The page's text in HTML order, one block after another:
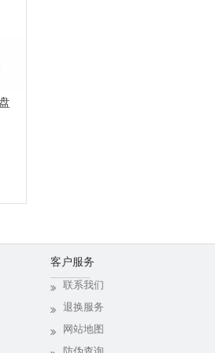
客户服务
联系我们
退换服务
网站地图